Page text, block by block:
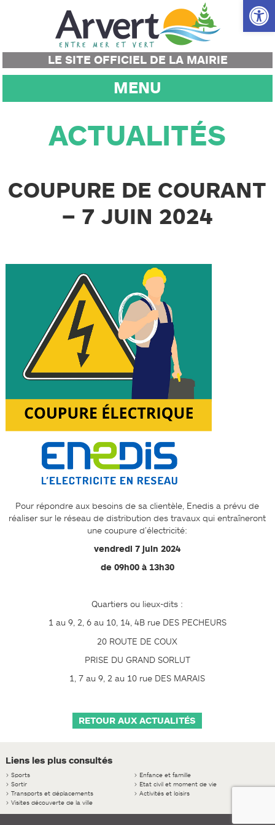
Ouvrir
LE SITE OFFICIEL DE LA MAIRIE
MENU
ACTUALITÉS
COUPURE DE COURANT
– 7 JUIN 2024
Pour répondre aux besoins de sa clientèle, Enedis a prévu de
réaliser sur le réseau de distribution des travaux qui entraîneront
une coupure d’électricité:
vendredi 7 juin 2024
de 09h00 à 13h30
Quartiers ou lieux-dits :
1 au 9, 2, 6 au 10, 14, 4B rue DES PECHEURS
20 ROUTE DE COUX
PRISE DU GRAND SORLUT
1, 7 au 9, 2 au 10 rue DES MARAIS
RETOUR AUX ACTUALITÉS
Liens les plus consultés
> Sports > Enfance et famille
> Sortir > Etat civil et moment de vie
> Transports et déplacements >Activités et loisirs
> Visites découverte de la ville